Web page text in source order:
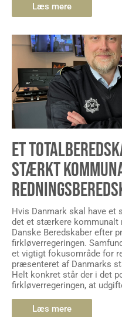
Læs mere
ET
STÆRKT
Hvis Danmark skal have
det et stærkere kommunalt
Danske Beredskaber efter
firkløverregeringen.
et vigtigt fokusområde for
præsenteret af Danmarks
Helt konkret står der i det
firkløverregeringen, at
Læs mere